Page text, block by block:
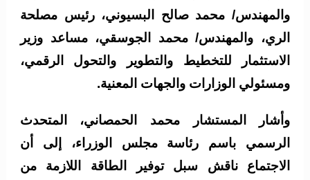
والمهندس/ محمد صالح البسيوني، رئيس مصلحة
الري، والمهندس/ محمد الجوسقي، مساعد وزير
الاستثمار للتخطيط والتطوير والتحول الرقمي،
ومسئولي الوزارات والجهات المعنية.
وأشار المستشار محمد الحمصاني، المتحدث
الرسمي باسم رئاسة مجلس الوزراء، إلى أن
الاجتماع ناقش سبل توفير الطاقة اللازمة من